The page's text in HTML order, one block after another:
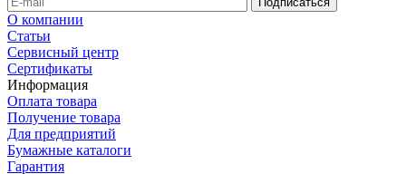
О компании
Статьи
Сервисный центр
Сертификаты
Информация
Оплата товара
Получение товара
Для предприятий
Бумажные каталоги
Гарантия